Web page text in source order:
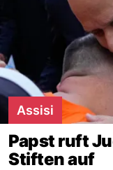
Assisi
Papst ruft
Stiften auf